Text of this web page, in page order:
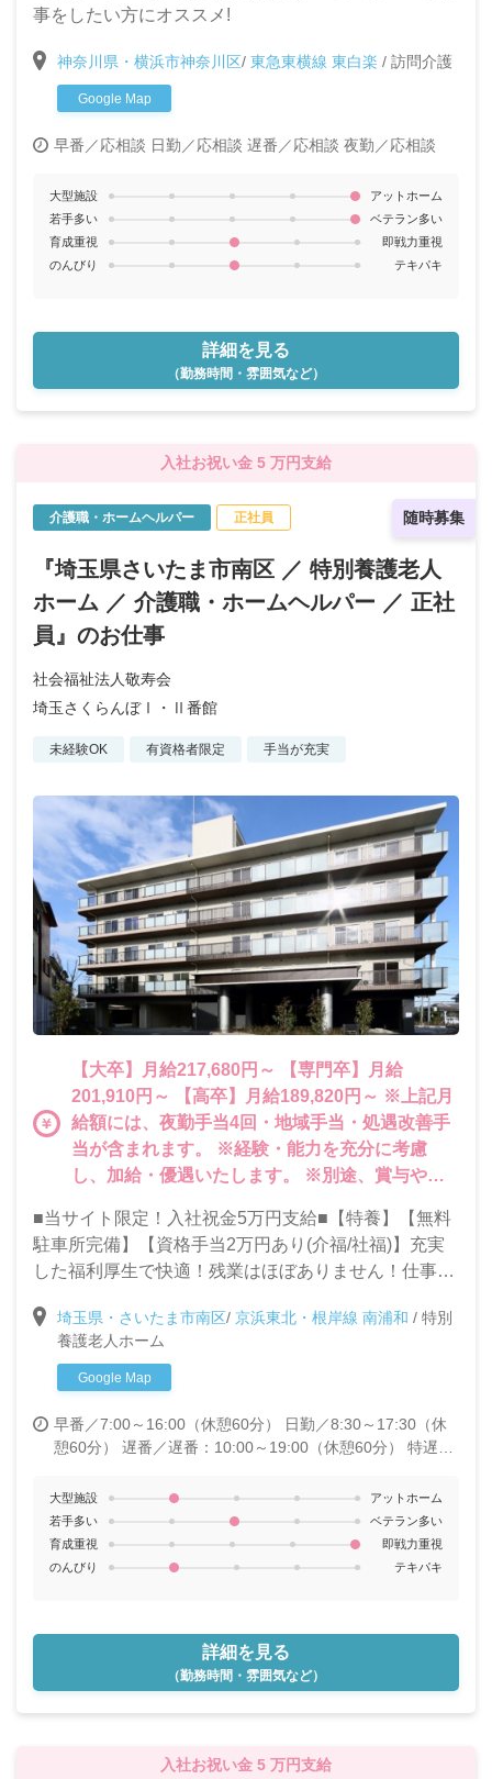
事をしたい方にオススメ!
神奈川県・横浜市神奈川区/ 東急東横線 東白楽 / 訪問介護
Google Map
早番／応相談 日勤／応相談 遅番／応相談 夜勤／応相談
大型施設
アットホーム
若手多い
ベテラン多い
育成重視
即戦力重視
のんびり
テキパキ
詳細を見る
（勤務時間・雰囲気など）
入社お祝い金 5 万円支給
随時募集
介護職・ホームヘルパー 正社員
『埼玉県さいたま市南区 ／ 特別養護老人
ホーム ／ 介護職・ホームヘルパー ／ 正社
員』のお仕事
社会福祉法人敬寿会
埼玉さくらんぼⅠ・Ⅱ番館
未経験OK 有資格者限定 手当が充実
【大卒】月給217,680円～ 【専門卒】月給
201,910円～ 【高卒】月給189,820円～ ※上記月
給額には、夜勤手当4回・地域手当・処遇改善手
当が含まれます。 ※経験・能力を充分に考慮
し、加給・優遇いたします。 ※別途、賞与や各
当を100％支給しています。
■当サイト限定！入社祝金5万円支給■【特養】【無料
駐車所完備】【資格手当2万円あり(介福/社福)】充実
した福利厚生で快適！残業はほぼありません！仕事と
けます◎
埼玉県・さいたま市南区/ 京浜東北・根岸線 南浦和 / 特別
養護老人ホーム
Google Map
早番／7:00～16:00（休憩60分）
日勤／8:30～17:30（休
憩60分）
遅番／遅番：10:00～19:00（休憩60分） 特遅：
120分）
大型施設
アットホーム
若手多い
ベテラン多い
育成重視
即戦力重視
のんびり
テキパキ
詳細を見る
（勤務時間・雰囲気など）
入社お祝い金 5 万円支給